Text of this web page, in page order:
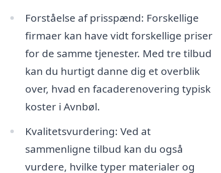
Forståelse af prisspænd: Forskellige
firmaer kan have vidt forskellige priser
for de samme tjenester. Med tre tilbud
kan du hurtigt danne dig et overblik
over, hvad en facaderenovering typisk
koster i Avnbøl.
Kvalitetsvurdering: Ved at
sammenligne tilbud kan du også
vurdere, hvilke typer materialer og